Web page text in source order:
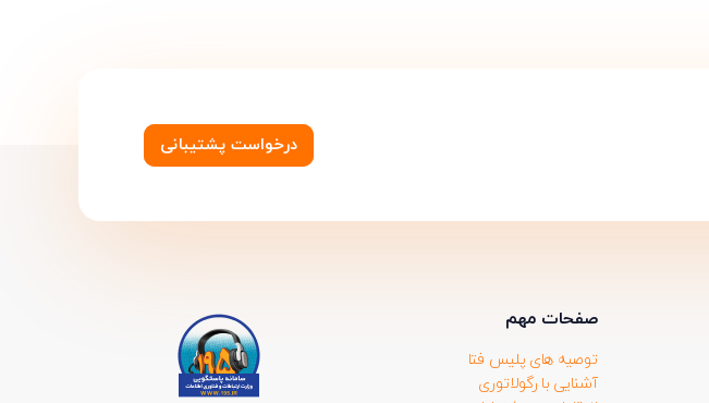
درخواست پشتیبانی
صفحات مهم
توصیه های پلیس فتا
آشنایی با رگولاتوری